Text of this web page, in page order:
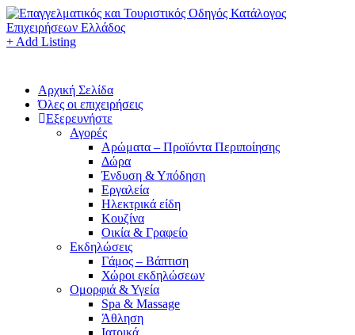
+ Add Listing
Αρχική Σελίδα
Όλες οι επιχειρήσεις
Εξερευνήστε
Αγορές
Αρώματα – Προϊόντα Περιποίησης
Δώρα
Ένδυση & Υπόδηση
Εργαλεία
Ηλεκτρικά είδη
Κουζίνα
Οικία & Γραφείο
Εκδηλώσεις
Γάμος – Βάπτιση
Χώροι εκδηλώσεων
Ομορφιά & Υγεία
Spa & Massage
Άθληση
Ιατρικά